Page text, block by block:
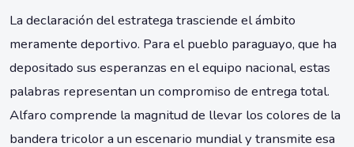
La declaración del estratega trasciende el ámbito
meramente deportivo. Para el pueblo paraguayo, que ha
depositado sus esperanzas en el equipo nacional, estas
palabras representan un compromiso de entrega total.
Alfaro comprende la magnitud de llevar los colores de la
bandera tricolor a un escenario mundial y transmite esa